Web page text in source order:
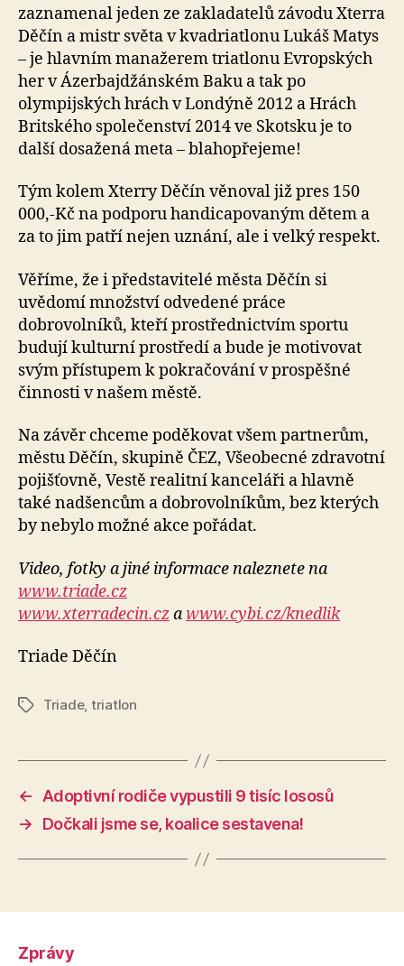
zaznamenal jeden ze zakladatelů závodu Xterra
Děčín a mistr světa v kvadriatlonu Lukáš Matys
– je hlavním manažerem triatlonu Evropských
her v Ázerbajdžánském Baku a tak po
olympijských hrách v Londýně 2012 a Hrách
Britského společenství 2014 ve Skotsku je to
další dosažená meta – blahopřejeme!
Tým kolem Xterry Děčín věnoval již pres 150
000,-Kč na podporu handicapovaným dětem a
za to jim patří nejen uznání, ale i velký respekt.
Věříme, že i představitelé města Děčín si
uvědomí množství odvedené práce
dobrovolníků, kteří prostřednictvím sportu
budují kulturní prostředí a bude je motivovat
svým přístupem k pokračování v prospěšné
činnosti v našem městě.
Na závěr chceme poděkovat všem partnerům,
městu Děčín, skupině ČEZ, Všeobecné zdravotní
pojišťovně, Vestě realitní kanceláři a hlavně
také nadšencům a dobrovolníkům, bez kterých
by nebylo možné akce pořádat.
Video, fotky a jiné informace naleznete na
www.triade.cz
www.xterradecin.czawww.cybi.cz/knedlik
Triade Děčín
ŠtítkyTriade, triatlon
←
Adoptivní rodiče vypustili 9 tisíc lososů
→
Dočkali jsme se, koalice sestavena!
Zprávy